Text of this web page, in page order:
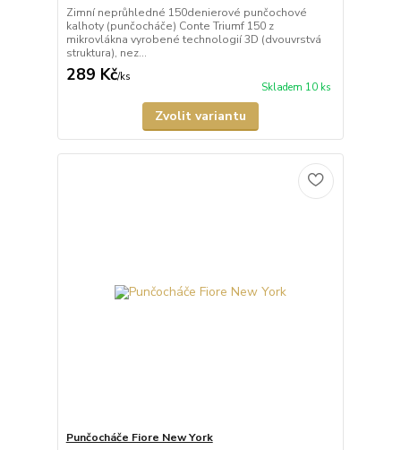
Zimní neprůhledné 150denierové punčochové
kalhoty (punčocháče) Conte Triumf 150 z
mikrovlákna vyrobené technologií 3D (dvouvrstvá
struktura), nez...
289 Kč/ks
Skladem 10 ks
Zvolit variantu
Punčocháče Fiore New York